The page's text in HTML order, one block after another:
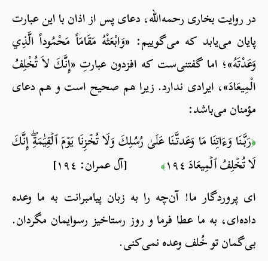
در روایت بخاری رحمه‌الله، دعای پس از اذان با این عبارت
پایان می‌یابد که می‌گوییم: «وَابْعَثْهُ مَقَامَاً مَحْمُوداً الَّذِي
وَعَدْتَهُ»؛ اما گفتنی‌ست که افزدون عبارتِ «إِنَّكَ لاَ تُخْلِفُ
الْمِيعَادَ»، ایرادی ندارد. زیرا هم صحیح است و هم دعای
مؤمنان می‌باشد:
﴿رَبَّنَا وَءَاتِنَا مَا وَعَدتَّنَا عَلَىٰ رُسُلِكَ وَلَا تُخۡزِنَا يَوۡمَ ٱلۡقِيَٰمَةِۖ إِنَّكَ
لَا تُخۡلِفُ ٱلۡمِيعَادَ ١٩٤
﴾
[آل عمران: ١٩٤]
ای پروردگار ما! آن‌چه را به زبان پیامبرانت به ما وعده
داده‌ای، به ما عطا فرما و روز رستاخیز رسوایمان مگردان.
بی‌گمان تو خُلف وعده نمی‌کنی.